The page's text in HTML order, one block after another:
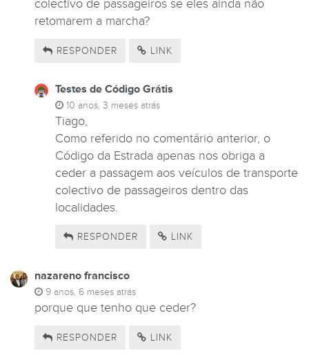
colectivo de passageiros se eles ainda não
retomarem a marcha?
RESPONDER LINK
Testes de Código Grátis
10 anos, 3 meses atrás
Tiago,
Como referido no comentário anterior, o
Código da Estrada apenas nos obriga a
ceder a passagem aos veículos de transporte
colectivo de passageiros dentro das
localidades.
RESPONDER LINK
nazareno francisco
9 anos, 6 meses atrás
porque que tenho que ceder?
RESPONDER LINK